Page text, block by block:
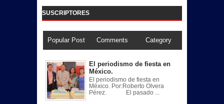
SUSCRIPTORES
Popular Post Comments Category
El periodismo de fiesta en
México.
El periodismo de fiesta en
México. Por:Roberto Olvera
Pérez. El pasado ...